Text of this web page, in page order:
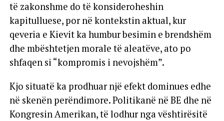
të zakonshme do të konsideroheshin
kapitulluese, por në kontekstin aktual, kur
qeveria e Kievit ka humbur besimin e brendshëm
dhe mbështetjen morale të aleatëve, ato po
shfaqen si “kompromis i nevojshëm”.
Kjo situatë ka prodhuar një efekt dominues edhe
në skenën perëndimore. Politikanë në BE dhe në
Kongresin Amerikan, të lodhur nga vështirësitë